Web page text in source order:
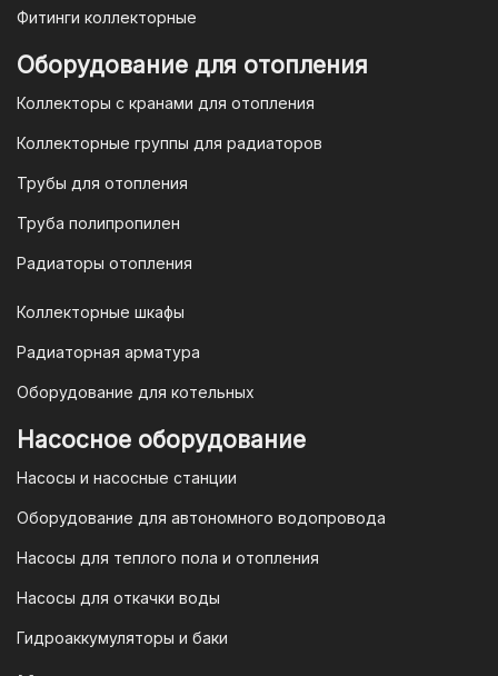
организаций и ИП необходимо
связаться с оптовым отделом
электронную почту
opt@mail.ru
Гарантия и условия гарантии
магазине "TIM-com Россия" Вы можете
быть уверены в том, что мы действуем
в рамках действующего
Законодательства Российской
Федерации и Ваши права, как
отопительной техники (котлы, газовые
Фитинги коллекторные
Оборудование для отопления
Коллекторы с кранами для отопления
Коллекторные группы для радиаторов
Трубы для отопления
Труба полипропилен
Радиаторы отопления
Коллекторные шкафы
Радиаторная арматура
Оборудование для котельных
Насосное оборудование
Насосы и насосные станции
Оборудование для автономного водопровода
Насосы для теплого пола и отопления
Насосы для откачки воды
Гидроаккумуляторы и баки